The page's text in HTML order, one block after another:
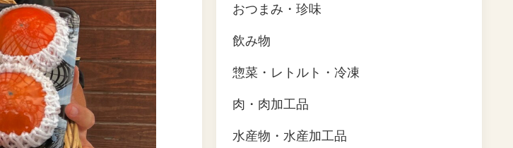
おつまみ・珍味
飲み物
惣菜・レトルト・冷凍
肉・肉加工品
水産物・水産加工品